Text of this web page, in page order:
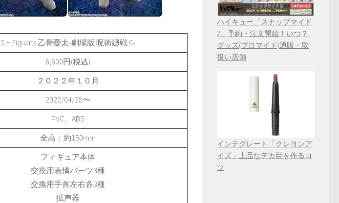
S.H.Figuarts 乙骨憂太‐劇場版 呪術廻戦 0‐
6,600円(税込)
２０２２年１０月
2022/04/28〜
PVC、ABS
全高：約150mm
フィギュア本体
交換用表情パーツ3種
交換用手首左右各3種
拡声器
ハイキュー「スナップマイド
2」予約・注文開始！いつ？
グッズ(ブロマイド)通販・取
扱い店舗
インテグレート「クレヨンア
イズ」上品なデカ目を作るコ
ツ